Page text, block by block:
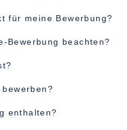
für meine Bewerbung?
Bewerbung beachten?
enthalten?